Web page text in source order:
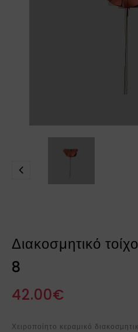
Διακοσμητικό
8
42.00€
Χειροποίητο κεραμικό